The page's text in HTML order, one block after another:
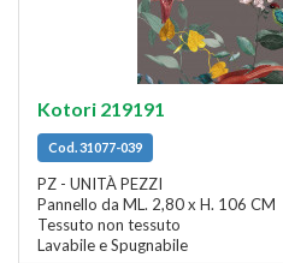
Kotori 219191
Cod. 31077-039
PZ - UNITÀ PEZZI
Pannello da ML. 2,80 x H. 106 CM
Tessuto non tessuto
Lavabile e Spugnabile